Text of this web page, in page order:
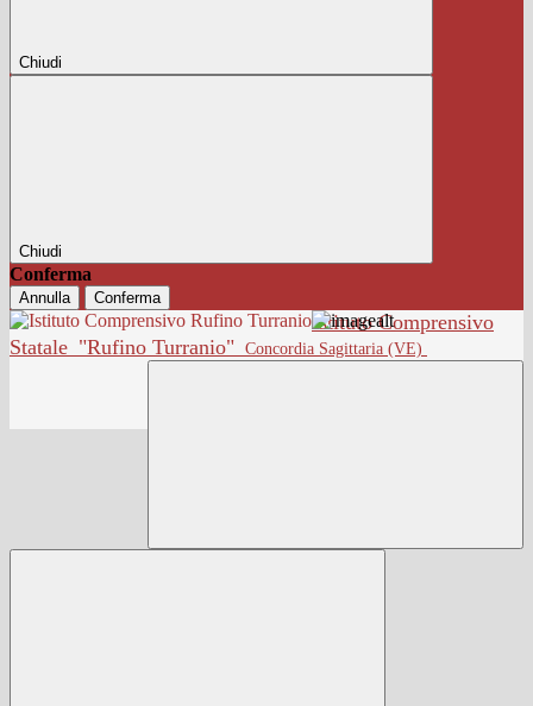
Chiudi
Chiudi
Conferma
Annulla Conferma
Istituto Comprensivo
Statale "Rufino Turranio" Concordia Sagittaria (VE)